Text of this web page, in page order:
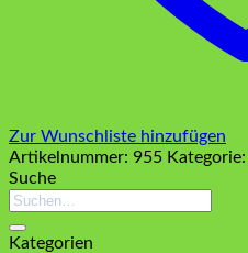
Zur Wunschliste hinzufügen
Artikelnummer: 955 Kategorie:
Suche
Suchen
Kategorien